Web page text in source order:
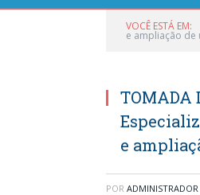
VOCÊ ESTÁ EM:
e ampliação de
TOMADA
e
POR ADMINISTRADOR